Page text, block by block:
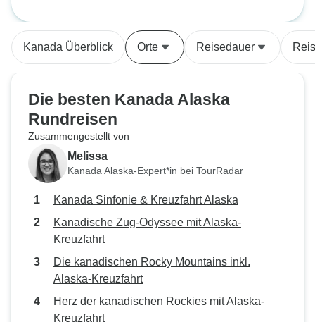
den besuchten Orten gab es nichts
auszusetzen. Das Preis-
Alaska-Reise war genau richtig,
abgesehen davon, dass die
Ausflüge teuer und nicht
besonders inspirierend waren. Wir
haben uns zweimal dafür
entschieden, unsere Ausflüge
selbst zu organisieren; dadurch
haben wir Geld gespart und
konnten dem Gedränge der
Reisegruppen an den
Anlegestellen entgehen.
inkl. Alaska-
Kanada Überblick Orte Reisedauer
Die besten Kanada Alaska
Rundreisen
Zusammengestellt von
Melissa
Kanada Alaska-Expert*in bei TourRadar
Kanada Sinfonie & Kreuzfahrt Alaska
Kanadische Zug-Odyssee mit Alaska-
Kreuzfahrt
Die kanadischen Rocky Mountains inkl.
Alaska-Kreuzfahrt
Herz der kanadischen Rockies mit Alaska-
Kreuzfahrt